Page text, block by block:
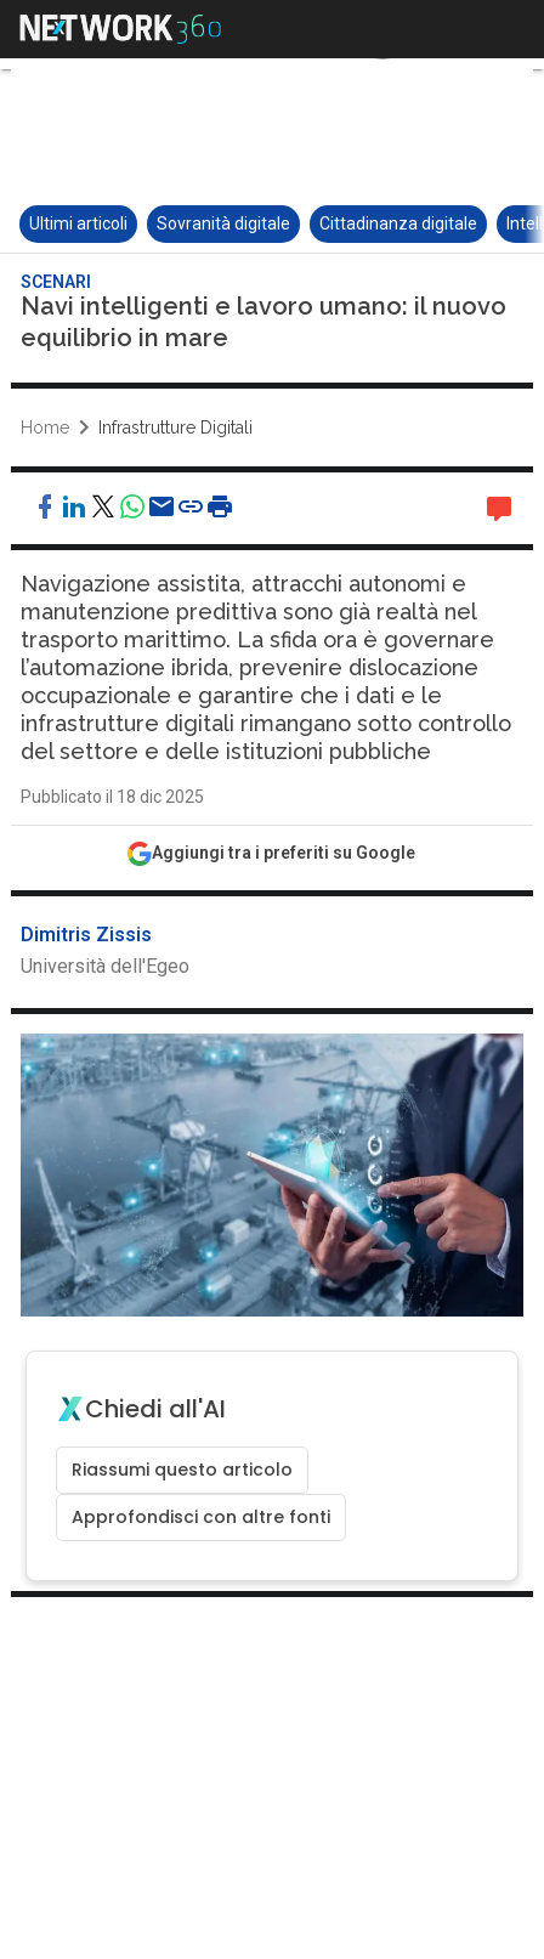
Ultimi articoli Sovranità digitale Cittadinanza digitale
SCENARI
Navi intelligenti e lavoro umano: il nuovo
equilibrio in mare
Home Infrastrutture Digitali
Navigazione assistita, attracchi autonomi e
manutenzione predittiva sono già realtà nel
trasporto marittimo. La sfida ora è governare
l’automazione ibrida, prevenire dislocazione
occupazionale e garantire che i dati e le
infrastrutture digitali rimangano sotto controllo
del settore e delle istituzioni pubbliche
Pubblicato il 18 dic 2025
Aggiungi tra i preferiti su Google
Dimitris Zissis
Università dell'Egeo
Chiedi all'AI
Riassumi questo articolo
Approfondisci con altre fonti